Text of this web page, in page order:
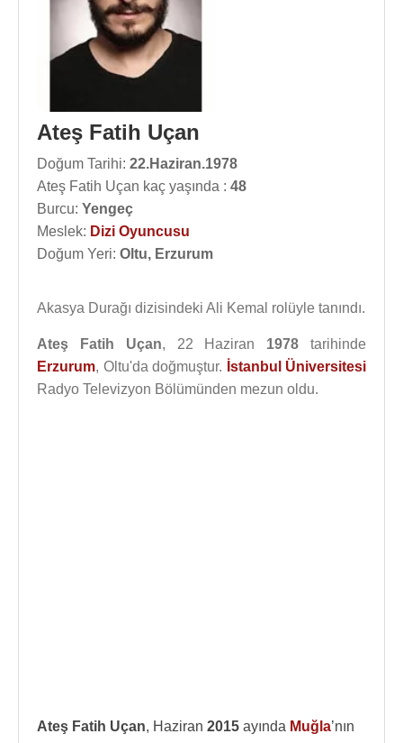
Ateş Fatih Uçan
Doğum Tarihi: 22.Haziran.1978
Ateş Fatih Uçan kaç yaşında : 48
Burcu: Yengeç
Meslek: Dizi Oyuncusu
Doğum Yeri: Oltu, Erzurum
Akasya Durağı dizisindeki Ali Kemal rolüyle tanındı.
Ateş Fatih Uçan, 22 Haziran 1978 tarihinde
Erzurum, Oltu'da doğmuştur. İstanbul Üniversitesi
Radyo Televizyon Bölümünden mezun oldu.
Ateş Fatih Uçan, Haziran 2015 ayında Muğla’nın